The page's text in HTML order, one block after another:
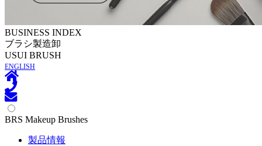
BUSINESS INDEX
ブラシ製造卸
USUI BRUSH
ENGLISH
BRS Makeup Brushes
製品情報